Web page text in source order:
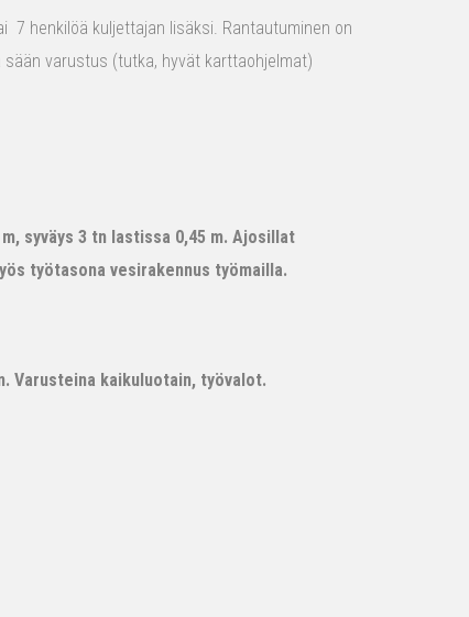
7 henkilöä kuljettajan lisäksi. Rantautuminen on
varustus (tutka, hyvät karttaohjelmat)
syväys 3 tn lastissa 0,45 m. Ajosillat
työtasona vesirakennus työmailla.
Varusteina kaikuluotain, työvalot.